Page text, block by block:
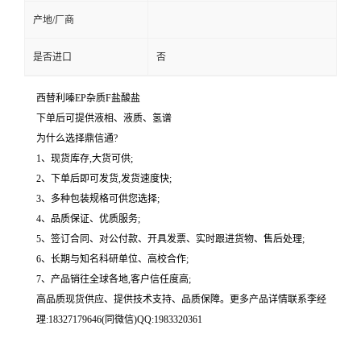
产地/厂商
是否进口 否
西替利嗪EP杂质F盐酸盐
下单后可提供液相、液质、氢谱
为什么选择鼎信通?
1、现货库存,大货可供;
2、下单后即可发货,发货速度快;
3、多种包装规格可供您选择;
4、品质保证、优质服务;
5、签订合同、对公付款、开具发票、实时跟进货物、售后处理;
6、长期与知名科研单位、高校合作;
7、产品销往全球各地,客户信任度高;
高品质现货供应、提供技术支持、品质保障。更多产品详情联系李经
理:18327179646(同微信)QQ:1983320361